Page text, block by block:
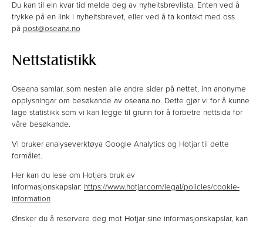
Du kan til ein kvar tid melde deg av nyheitsbrevlista. Enten ved å
trykke på en link i nyheitsbrevet, eller ved å ta kontakt med oss
på post@oseana.no
Nettstatistikk
Oseana samlar, som nesten alle andre sider på nettet, inn anonyme
opplysningar om besøkande av oseana.no. Dette gjør vi for å kunne
lage statistikk som vi kan legge til grunn for å forbetre nettsida for
våre besøkande.
Vi bruker analyseverktøya Google Analytics og Hotjar til dette
formålet.
Her kan du lese om Hotjars bruk av
informasjonskapslar: https://www.hotjar.com/legal/policies/cookie-
information
Ønsker du å reservere deg mot Hotjar sine informasjonskapslar, kan